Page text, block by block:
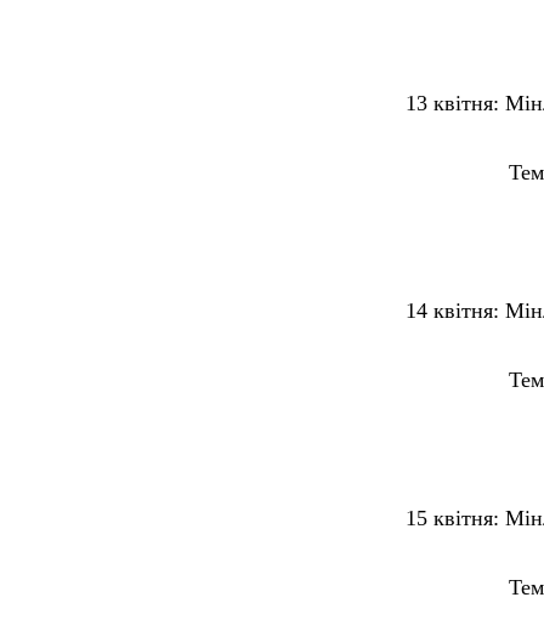
13 квітня:
14 квітня:
15 квітня: